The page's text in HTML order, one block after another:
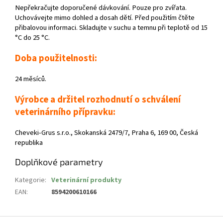
Nepřekračujte doporučené dávkování. Pouze pro zvířata.
Uchovávejte mimo dohled a dosah dětí. Před použitím čtěte
přibalovou informaci. Skladujte v suchu a temnu při teplotě od 15
°C do 25 °C.
Doba použitelnosti:
24 měsíců.
Výrobce a držitel rozhodnutí o schválení
veterinárního přípravku:
Cheveki-Grus s.r.o., Skokanská 2479/7, Praha 6, 169 00, Česká
republika
Doplňkové parametry
Kategorie: Veterinární produkty
EAN: 8594200610166